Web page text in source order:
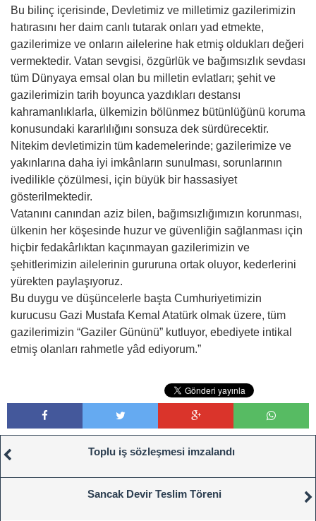
Bu bilinç içerisinde, Devletimiz ve milletimiz gazilerimizin
hatırasını her daim canlı tutarak onları yad etmekte,
gazilerimize ve onların ailelerine hak etmiş oldukları değeri
vermektedir. Vatan sevgisi, özgürlük ve bağımsızlık sevdası
tüm Dünyaya emsal olan bu milletin evlatları; şehit ve
gazilerimizin tarih boyunca yazdıkları destansı
kahramanlıklarla, ülkemizin bölünmez bütünlüğünü koruma
konusundaki kararlılığını sonsuza dek sürdürecektir.
Nitekim devletimizin tüm kademelerinde; gazilerimize ve
yakınlarına daha iyi imkânların sunulması, sorunlarının
ivedilikle çözülmesi, için büyük bir hassasiyet
gösterilmektedir.
Vatanını canından aziz bilen, bağımsızlığımızın korunması,
ülkenin her köşesinde huzur ve güvenliğin sağlanması için
hiçbir fedakârlıktan kaçınmayan gazilerimizin ve
şehitlerimizin ailelerinin gururuna ortak oluyor, kederlerini
yürekten paylaşıyoruz.
Bu duygu ve düşüncelerle başta Cumhuriyetimizin
kurucusu Gazi Mustafa Kemal Atatürk olmak üzere, tüm
gazilerimizin “Gaziler Gününü” kutluyor, ebediyete intikal
etmiş olanları rahmetle yâd ediyorum.”
Toplu iş sözleşmesi imzalandı
Sancak Devir Teslim Töreni